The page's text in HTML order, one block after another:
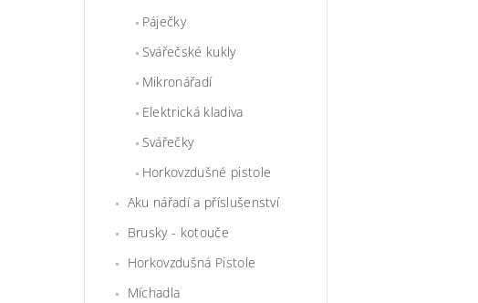
Páječky
Svářečské kukly
Mikronářadí
Elektrická kladiva
Svářečky
Horkovzdušné pistole
Aku nářadí a příslušenství
Brusky - kotouče
Horkovzdušná Pistole
Míchadla